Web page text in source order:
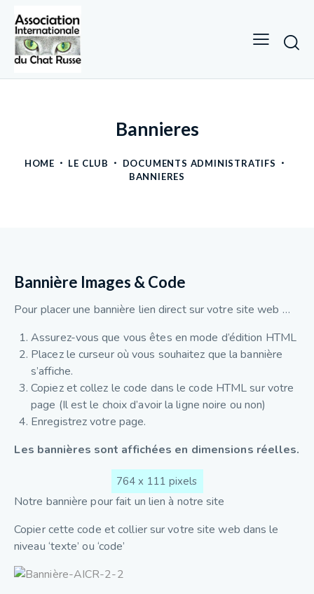
Bannieres
HOME LE CLUB
DOCUMENTS ADMINISTRATIFS
BANNIERES
Bannière Images & Code
Pour placer une bannière lien direct sur votre site web …
Assurez-vous que vous êtes en mode d’édition HTML
Placez le curseur où vous souhaitez que la bannière
s’affiche.
Copiez et collez le code dans le code HTML sur votre
page (Il est le choix d’avoir la ligne noire ou non)
Enregistrez votre page.
Les bannières sont affichées en dimensions réelles.
764 x 111 pixels
Notre bannière pour fait un lien à notre site
Copier cette code et collier sur votre site web dans le
niveau ‘texte’ ou ‘code’